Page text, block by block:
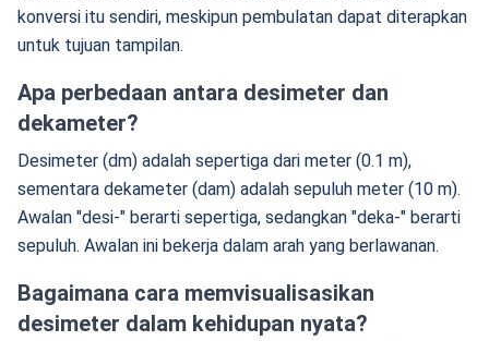
konversi itu sendiri, meskipun pembulatan dapat diterapkan
untuk tujuan tampilan.
Apa perbedaan antara desimeter dan
dekameter?
Desimeter (dm) adalah sepertiga dari meter (0.1 m),
sementara dekameter (dam) adalah sepuluh meter (10 m).
Awalan "desi-" berarti sepertiga, sedangkan "deka-" berarti
sepuluh. Awalan ini bekerja dalam arah yang berlawanan.
Bagaimana cara memvisualisasikan
desimeter dalam kehidupan nyata?